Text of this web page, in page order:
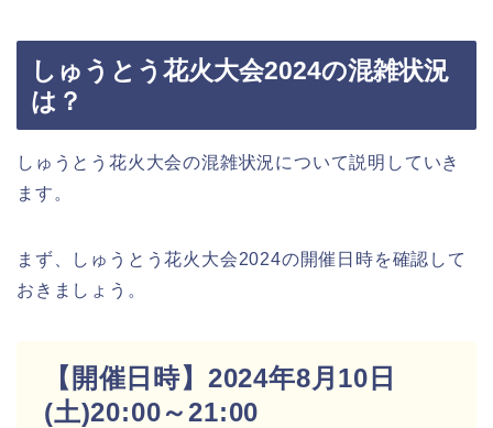
しゅうとう花火大会2024の混雑状況
は？
しゅうとう花火大会の混雑状況について説明していき
ます。
まず、しゅうとう花火大会2024の開催日時を確認して
おきましょう。
【開催日時】2024年8月10日
(土)20:00～21:00